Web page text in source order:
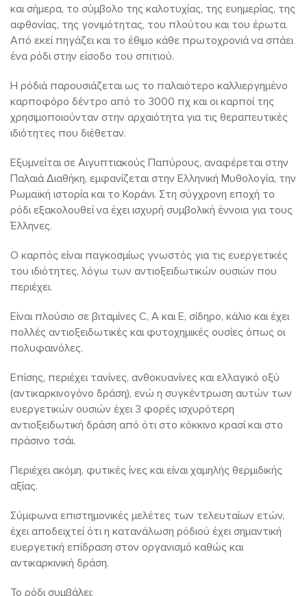
και σήμερα, το σύμβολο της καλοτυχίας, της ευημερίας, της
αφθονίας, της γονιμότητας, του πλούτου και του έρωτα.
Από εκεί πηγάζει και το έθιμο κάθε πρωτοχρονιά να σπάει
ένα ρόδι στην είσοδο του σπιτιού.
Η ρόδιά παρουσιάζεται ως το παλαιότερο καλλιεργημένο
καρποφόρο δέντρο από το 3000 πχ και οι καρποί της
χρησιμοποιούνταν στην αρχαιότητα για τις θεραπευτικές
ιδιότητες που διέθεταν.
Εξυμνείται σε Αιγυπτιακούς Παπύρους, αναφέρεται στην
Παλαιά Διαθήκη, εμφανίζεται στην Ελληνική Μυθολογία, την
Ρωμαϊκή ιστορία και το Κοράνι. Στη σύγχρονη εποχή το
ρόδι εξακολουθεί να έχει ισχυρή συμβολική έννοια για τους
Έλληνες.
Ο καρπός είναι παγκοσμίως γνωστός για τις ευεργετικές
του ιδιότητες, λόγω των αντιοξειδωτικών ουσιών που
περιέχει.
Είναι πλούσιο σε βιταμίνες C, A και E, σίδηρο, κάλιο και έχει
πολλές αντιοξειδωτικές και φυτοχημικές ουσίες όπως οι
πολυφαινόλες.
Επίσης, περιέχει τανίνες, ανθοκυανίνες και ελλαγικό οξύ
(αντικαρκινογόνο δράση), ενώ η συγκέντρωση αυτών των
ευεργετικών ουσιών έχει 3 φορές ισχυρότερη
αντιοξειδωτική δράση από ότι στο κόκκινο κρασί και στο
πράσινο τσάι.
Περιέχει ακόμη, φυτικές ίνες και είναι χαμηλής θερμιδικής
αξίας.
Σύμφωνα επιστημονικές μελέτες των τελευταίων ετών,
έχει αποδειχτεί ότι η κατανάλωση ρόδιού έχει σημαντική
ευεργετική επίδραση στον οργανισμό καθώς και
αντικαρκινική δράση.
Το ρόδι συμβάλει: